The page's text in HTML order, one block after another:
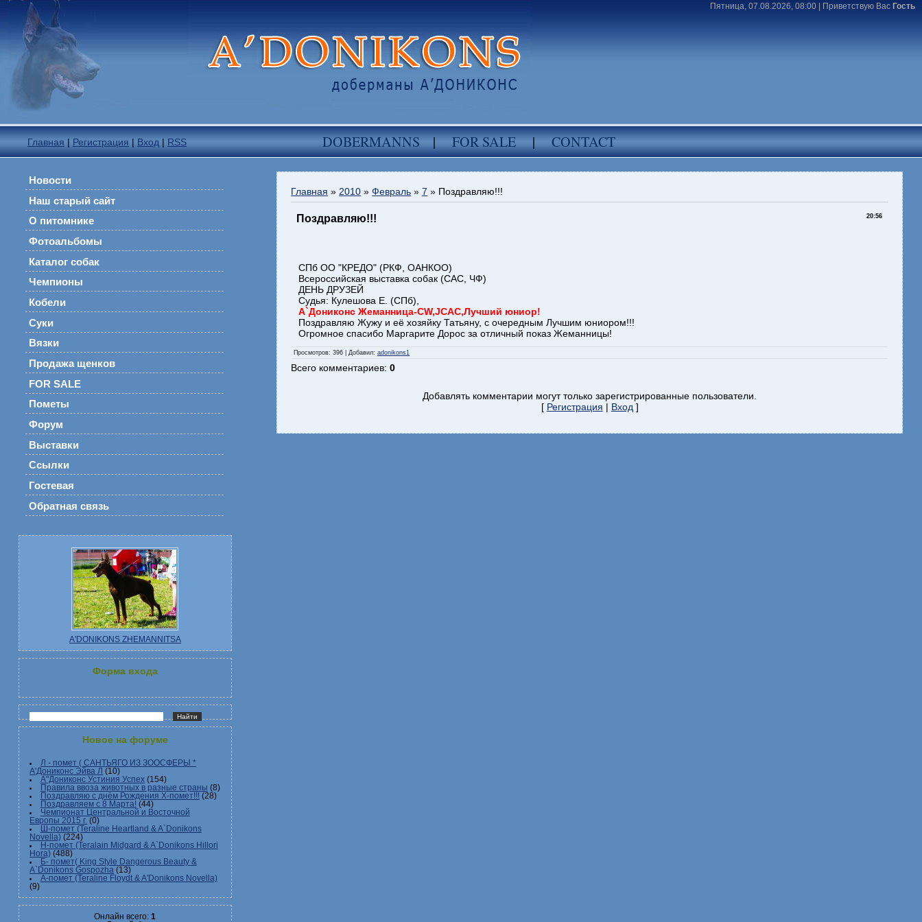
Пятница, 07.08.2026, 08:00 | Приветствую Вас Гость
Главная | Регистрация | Вход | RSS DOBERMANNS|FOR SALE|CONTACT
Новости
Наш старый сайт
О питомнике
Фотоальбомы
Каталог собак
Чемпионы
Кобели
Суки
Вязки
Продажа щенков
FOR SALE
Пометы
Форум
Выставки
Ссылки
Гостевая
Обратная связь
A'DONIKONS ZHEMANNITSA
Форма входа
Новое на форуме
Л - помет ( САНТЬЯГО ИЗ ЗООСФЕРЫ *
А'Дониконс Эйва Л (10)
А"Дониконс Устиния Успех (154)
Правила ввоза животных в разные страны (8)
Поздравляю с днём Рождения Х-помет!!! (28)
Поздравляем с 8 Марта! (44)
Чемпионат Центральной и Восточной
Европы 2015 г. (0)
Ш-помет (Teraline Heartland & A`Donikons
Novella) (224)
Н-помет (Teralain Midgard & A`Donikons Hillori
Hora) (488)
Б- помет( King Style Dangerous Beauty &
A`Donikons Gospozha (13)
А-помет (Teraline Floydt & A'Donikons Novella)
(9)
Онлайн всего:1
Главная » 2010 » Февраль » 7 » Поздравляю!!!
20:56
Поздравляю!!!
СПб ОО "КРЕДО" (РКФ, ОАНКОО)
Всероссийская выставка собак (САС, ЧФ)
ДЕНЬ ДРУЗЕЙ
Судья: Кулешова Е. (СПб),
А`Дониконс Жеманница-CW,JCAC,Лучший юниор!
Поздравляю Жужу и её хозяйку Татьяну, с очередным Лучшим юниором!!!
Огромное спасибо Маргарите Дорос за отличный показ Жеманницы!
Просмотров: 396 |Добавил:adonikons1
Всего комментариев:0
Добавлять комментарии могут только зарегистрированные пользователи.
[ Регистрация | Вход]